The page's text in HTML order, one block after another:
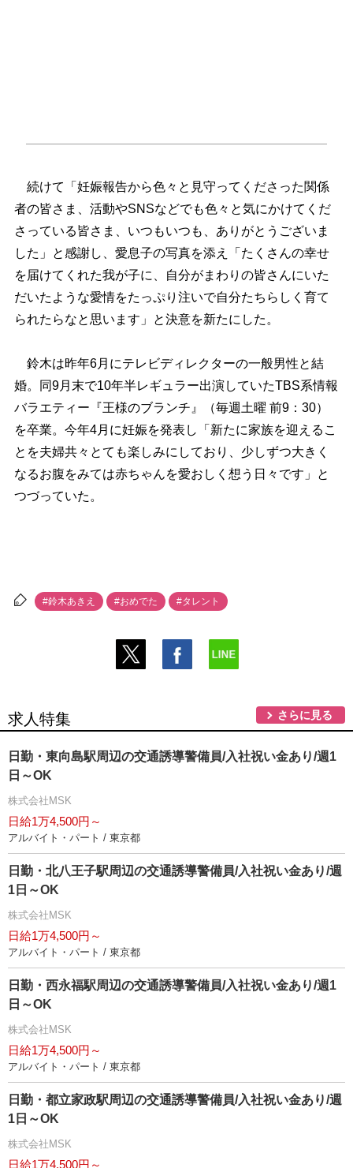
続けて「妊娠報告から色々と見守ってくださった関係
者の皆さま、活動やSNSなどでも色々と気にかけてくだ
さっている皆さま、いつもいつも、ありがとうございま
した」と感謝し、愛息子の写真を添え「たくさんの幸せ
を届けてくれた我が子に、自分がまわりの皆さんにいた
だいたような愛情をたっぷり注いで自分たちらしく育て
られたらなと思います」と決意を新たにした。
鈴木は昨年6月にテレビディレクターの一般男性と結
婚。同9月末で10年半レギュラー出演していたTBS系情報
バラエティー『王様のブランチ』（毎週土曜 前9：30）
を卒業。今年4月に妊娠を発表し「新たに家族を迎えるこ
とを夫婦共々とても楽しみにしており、少しずつ大きく
なるお腹をみては赤ちゃんを愛おしく想う日々です」と
つづっていた。
#鈴木あきえ #おめでた #タレント
求人特集 さらに見る
日勤・東向島駅周辺の交通誘導警備員/入社祝い金あり/週1
日～OK
株式会社MSK
日給1万4,500円～
アルバイト・パート / 東京都
日勤・北八王子駅周辺の交通誘導警備員/入社祝い金あり/週
1日～OK
株式会社MSK
日給1万4,500円～
アルバイト・パート / 東京都
日勤・西永福駅周辺の交通誘導警備員/入社祝い金あり/週1
日～OK
株式会社MSK
日給1万4,500円～
アルバイト・パート / 東京都
日勤・都立家政駅周辺の交通誘導警備員/入社祝い金あり/週
1日～OK
株式会社MSK
日給1万4,500円～